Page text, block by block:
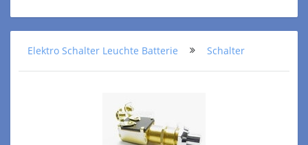
Elektro Schalter Leuchte Batterie Schalter